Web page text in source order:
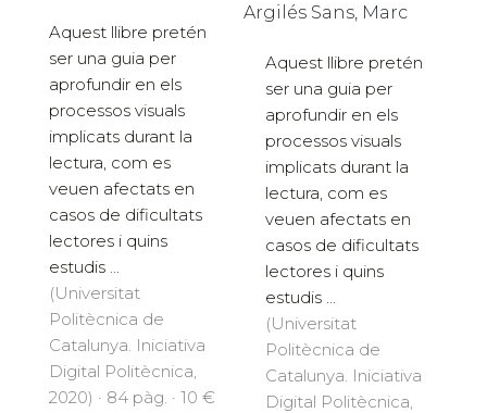
Aquest llibre pretén
ser una guia per
aprofundir en els
processos visuals
implicats durant la
lectura, com es
veuen afectats en
casos de dificultats
lectores i quins
estudis ...
(Universitat
Politècnica de
Catalunya. Iniciativa
Digital Politècnica,
2020) · 84 pàg. · 10 €
Argilés Sans, Marc
Aquest llibre pretén
ser una guia per
aprofundir en els
processos visuals
implicats durant la
lectura, com es
veuen afectats en
casos de dificultats
lectores i quins
estudis ...
(Universitat
Politècnica de
Catalunya. Iniciativa
Digital Politècnica,